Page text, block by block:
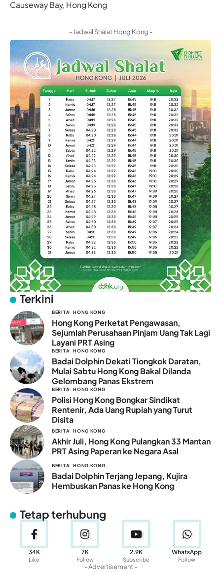
Causeway Bay, Hong Kong
- Jadwal Shalat Hong Kong -
Terkini
BERITA HONG KONG
Hong Kong Perketat Pengawasan,
Sejumlah Perusahaan Pinjam Uang Tak Lagi
Layani PRT Asing
BERITA HONG KONG
Badai Dolphin Dekati Tiongkok Daratan,
Mulai Sabtu Hong Kong Bakal Dilanda
Gelombang Panas Ekstrem
BERITA HONG KONG
Polisi Hong Kong Bongkar Sindikat
Rentenir, Ada Uang Rupiah yang Turut
Disita
BERITA HONG KONG
Akhir Juli, Hong Kong Pulangkan 33 Mantan
PRT Asing Paperan ke Negara Asal
BERITA HONG KONG
Badai Dolphin Terjang Jepang, Kujira
Hembuskan Panas ke Hong Kong
Tetap terhubung
34K
Like
7K
Follow
2.9K
Subscribe
WhatsApp
Follow
- Advertisement -